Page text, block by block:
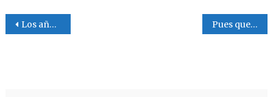
Post navigation
Los años 60’s Pues que leen